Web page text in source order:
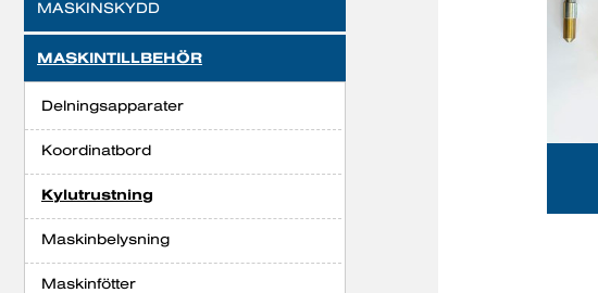
MASKINSKYDD
MASKINTILLBEHÖR
Delningsapparater
Koordinatbord
Kylutrustning
Maskinbelysning
Maskinfötter